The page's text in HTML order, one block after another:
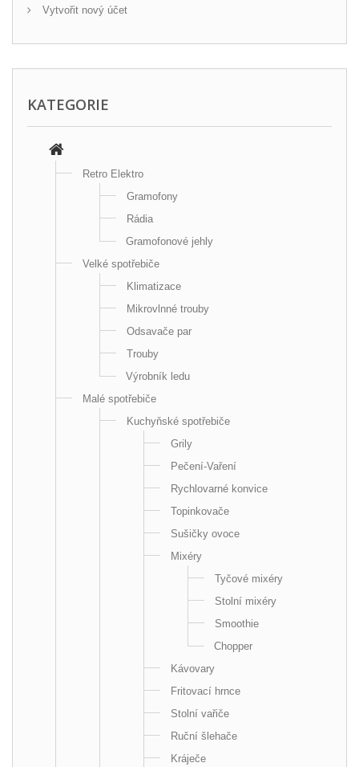
Vytvořit nový účet
KATEGORIE
Retro Elektro
Gramofony
Rádia
Gramofonové jehly
Velké spotřebiče
Klimatizace
Mikrovlnné trouby
Odsavače par
Trouby
Výrobník ledu
Malé spotřebiče
Kuchyňské spotřebiče
Grily
Pečení-Vaření
Rychlovarné konvice
Topinkovače
Sušičky ovoce
Mixéry
Tyčové mixéry
Stolní mixéry
Smoothie
Chopper
Kávovary
Fritovací hrnce
Stolní vařiče
Ruční šlehače
Kráječe